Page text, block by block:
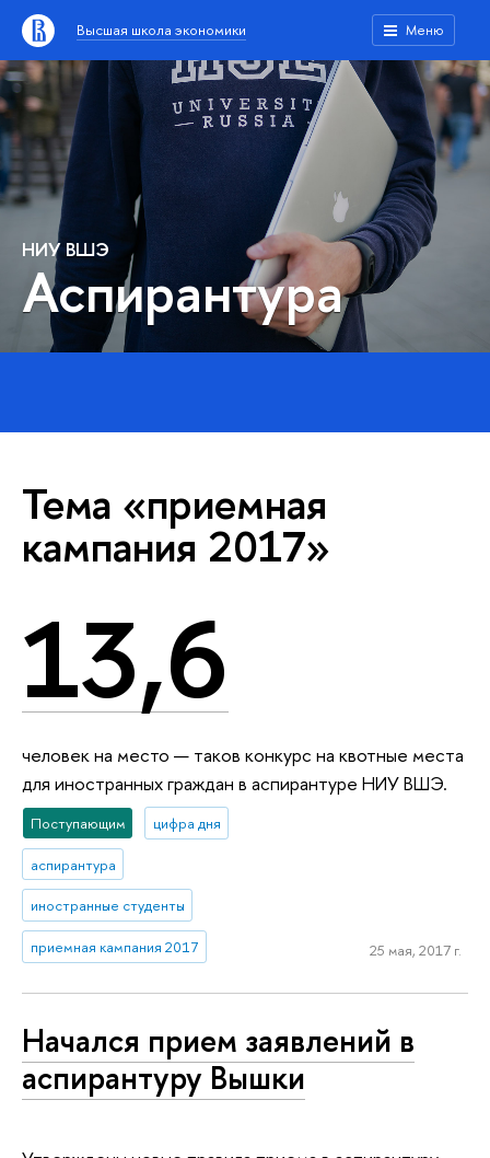
Высшая школа экономики Меню
НИУ ВШЭ
Аспирантура
Тема «приемная
кампания 2017»
13,6
человек на место — таков конкурс на квотные места
для иностранных граждан в аспирантуре НИУ ВШЭ.
Поступающим цифра дня
аспирантура
иностранные студенты
приемная кампания 2017 25 мая, 2017 г.
Начался прием заявлений в
аспирантуру Вышки